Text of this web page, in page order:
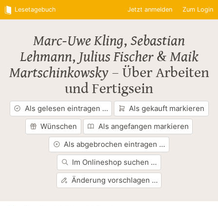
Lesetagebuch Jetzt anmelden Zum Login
Marc-Uwe Kling, Sebastian
Lehmann, Julius Fischer& Maik
Martschinkowsky– Über Arbeiten
und Fertigsein
Als gelesen eintragen …
Als gekauft markieren
Wünschen
Als angefangen markieren
Als abgebrochen eintragen …
Im Onlineshop suchen …
Änderung vorschlagen …